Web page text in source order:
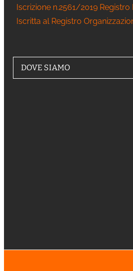
Iscrizione n.2561/2019
Iscritta al Registro
DOVE SIAMO